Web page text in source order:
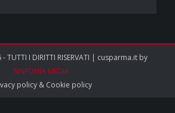
TUTTI I DIRITTI RISERVATI | cusparma.it by
SINFONIA MEDIA
policy& Cookie policy